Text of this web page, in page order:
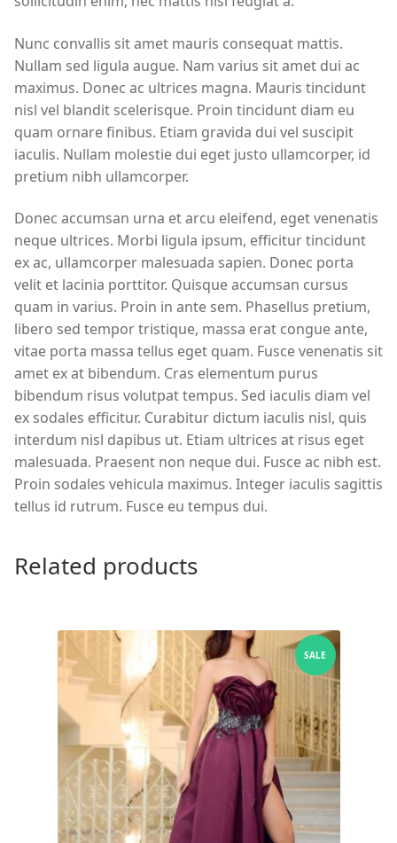
Nunc convallis sit amet mauris consequat mattis.
Nullam sed ligula augue. Nam varius sit amet dui ac
maximus. Donec ac ultrices magna. Mauris tincidunt
nisl vel blandit scelerisque. Proin tincidunt diam eu
quam ornare finibus. Etiam gravida dui vel suscipit
iaculis. Nullam molestie dui eget justo ullamcorper, id
pretium nibh ullamcorper.
Donec accumsan urna et arcu eleifend, eget venenatis
neque ultrices. Morbi ligula ipsum, efficitur tincidunt
ex ac, ullamcorper malesuada sapien. Donec porta
velit et lacinia porttitor. Quisque accumsan cursus
quam in varius. Proin in ante sem. Phasellus pretium,
libero sed tempor tristique, massa erat congue ante,
vitae porta massa tellus eget quam. Fusce venenatis sit
amet ex at bibendum. Cras elementum purus
bibendum risus volutpat tempus. Sed iaculis diam vel
ex sodales efficitur. Curabitur dictum iaculis nisl, quis
interdum nisl dapibus ut. Etiam ultrices at risus eget
malesuada. Praesent non neque dui. Fusce ac nibh est.
Proin sodales vehicula maximus. Integer iaculis sagittis
tellus id rutrum. Fusce eu tempus dui.
Related products
SALE